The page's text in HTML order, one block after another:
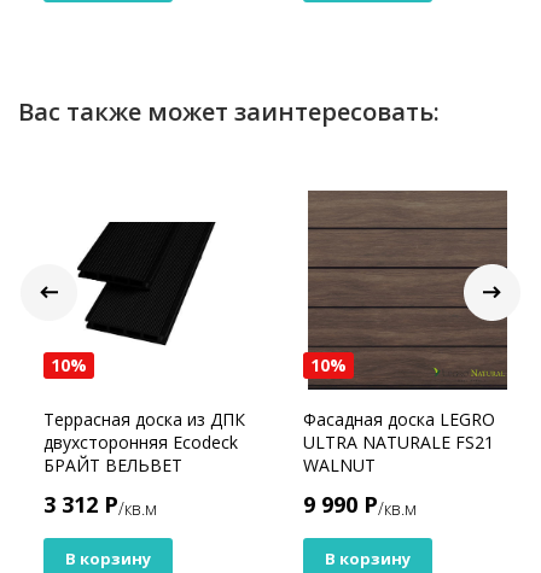
Вас также может заинтересовать:
10%
Террасная доска из ДПК
двухсторонняя Ecodeck
БРАЙТ ВЕЛЬВЕТ
3 312 Р/кв.м
В корзину
10%
Фасадная доска LEGRO
ULTRA NATURALE FS21
WALNUT
9 990 Р/кв.м
В корзину